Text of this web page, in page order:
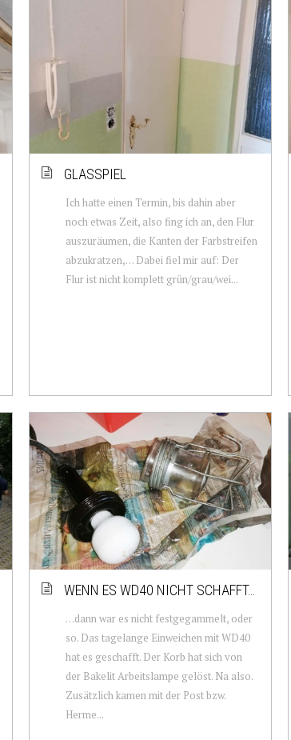
GLASSPIEL
Ich hatte einen Termin, bis dahin aber
noch etwas Zeit, also fing ich an, den Flur
auszuräumen, die Kanten der Farbstreifen
abzukratzen,… Dabei fiel mir auf: Der
Flur ist nicht komplett grün/grau/wei...
WENN ES WD40 NICHT SCHAFFT…
…dann war es nicht festgegammelt, oder
so. Das tagelange Einweichen mit WD40
hat es geschafft. Der Korb hat sich von
der Bakelit Arbeitslampe gelöst. Na also.
Zusätzlich kamen mit der Post bzw.
Herme...